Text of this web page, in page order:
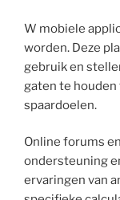
W mobiele
worden. Deze
gebruik en
gaten te houden
spaardoelen.
Online forums
ondersteuning
ervaringen van